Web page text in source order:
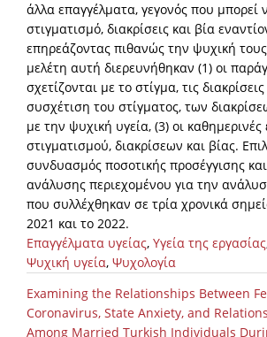
άλλα επαγγέλματα, γεγονός που μπορεί
στιγματισμό, διακρίσεις και βία
επηρεάζοντας πιθανώς την ψυχική
μελέτη αυτή διερευνήθηκαν (1) οι
σχετίζονται με το στίγμα, τις
συσχέτιση του στίγματος, των
με την ψυχική υγεία, (3) οι καθημερινές
στιγματισμού, διακρίσεων και βίας.
συνδυασμός ποσοτικής προσέγγισης
ανάλυσης περιεχομένου για την
που συλλέχθηκαν σε τρία χρονικά
2021 και το 2022.
Επαγγέλματα υγείας, Υγεία της εργασίας
Ψυχική υγεία, Ψυχολογία
Examining the Relationships Between
Coronavirus, State Anxiety, and
Among Married Turkish Individuals